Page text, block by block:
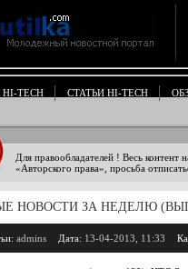
TECH СТАТЬИ HI-TECH
Для правообладателей ! Весь контент
«Авторского права», просьба
НОВОСТИ ЗА НЕДЕЛЮ
admins Дата: 13-04-2013, 11:33